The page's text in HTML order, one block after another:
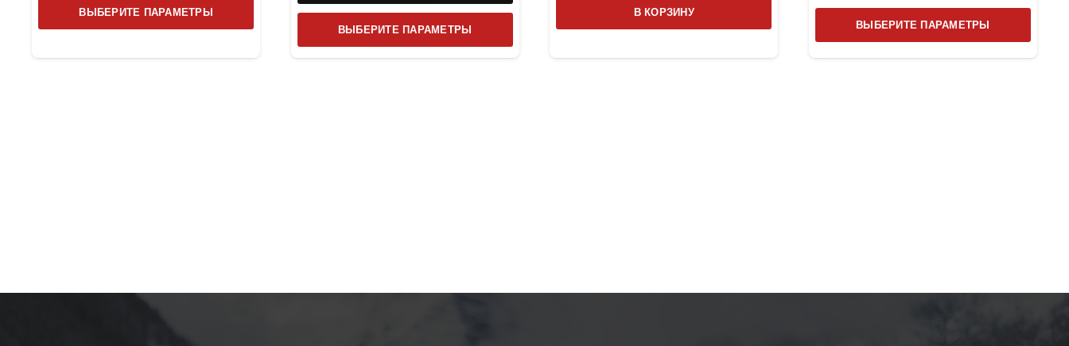
ВЫБЕРИТЕ ПАРАМЕТРЫ
товар
ВЫБЕРИТЕ ПАРАМЕТРЫ
товар
В КОРЗИНУ
ВЫБЕРИТЕ ПАРАМЕТРЫ
товар
имеет